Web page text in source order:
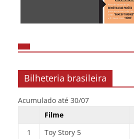
Bilheteria brasileira
Acumulado até 30/07
Filme
1
Toy Story 5